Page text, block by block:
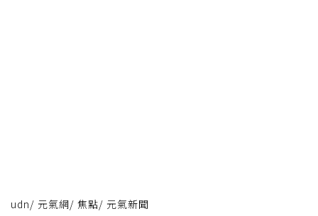
udn/ 元氣網/ 焦點/ 元氣新聞